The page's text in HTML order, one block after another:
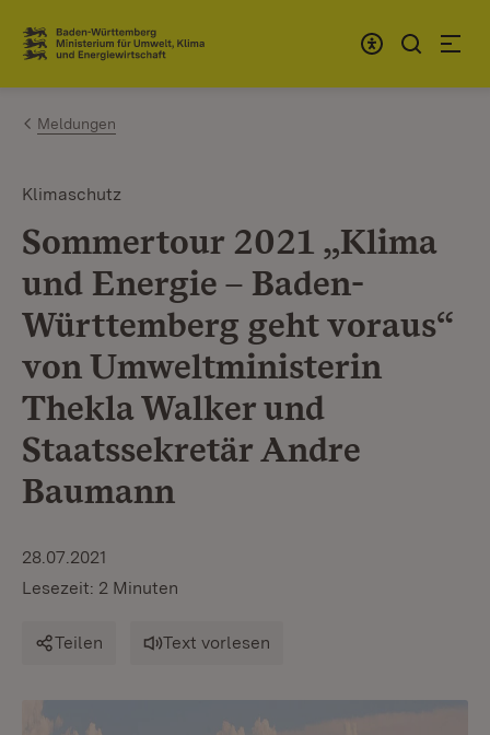
Zum Inhalt springen
Link zur Startseite
Meldungen
Klimaschutz
Sommertour 2021 „Klima
und Energie – Baden-
Württemberg geht voraus“
von Umweltministerin
Thekla Walker und
Staatssekretär Andre
Baumann
28.07.2021
Lesezeit: 2 Minuten
Teilen Text vorlesen